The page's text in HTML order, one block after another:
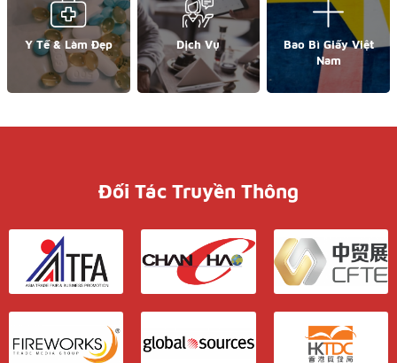
Y Tế & Làm Đẹp Dịch Vụ
Bao Bì Giấy Việt
Nam
Đối Tác Truyền Thông